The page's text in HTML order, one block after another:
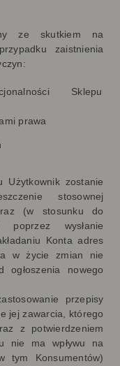
ze skutkiem na
zaistnienia
Sklepu
prawa
Użytkownik zostanie
stosownej
(w stosunku do
poprzez wysłanie
Konta adres
w życie zmian nie
nowego
przepisy
jej zawarcia, którego
z potwierdzeniem
nie ma wpływu na
tym Konsumentów)